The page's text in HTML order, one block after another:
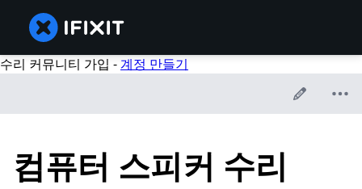
수리 커뮤니티 가입 -계정 만들기
컴퓨터 스피커 수리